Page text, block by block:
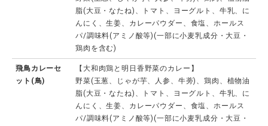
脂(大豆・なたね)、トマト、ヨーグルト、牛乳、に
んにく、生姜、カレーパウダー、食塩、ホールス
パ/調味料(アミノ酸等)(一部に小麦乳成分・大豆・
鶏肉を含む)
飛鳥カレーセ
ット(鳥)
【大和肉鶏と明日香野菜のカレー】
野菜(玉葱、じゃが芋、人参、牛蒡)、鶏肉、植物油
脂(大豆・なたね)、トマト、ヨーグルト、牛乳、に
んにく、生姜、カレーパウダー、食塩、ホールス
パ/調味料(アミノ酸等)(一部に小麦乳成分・大豆・